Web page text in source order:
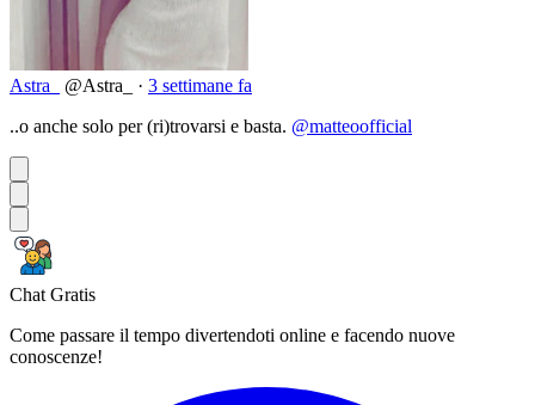
Astra_ @Astra_ · 3 settimane fa
..o anche solo per (ri)trovarsi e basta. @matteoofficial
Chat Gratis
Come passare il tempo divertendoti online e facendo nuove
conoscenze!